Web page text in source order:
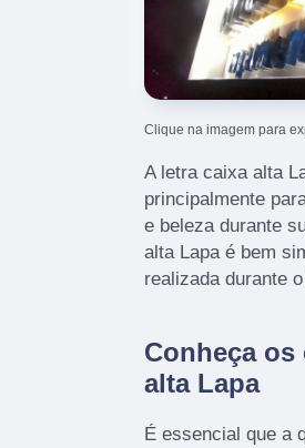
Clique na imagem para
A letra caixa alta
principalmente
e beleza durante
alta Lapa é bem
realizada durante
Conheça
alta Lapa
É essencial que a